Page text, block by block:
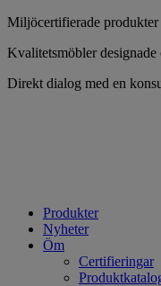
Hoppa
innehåll
Miljöcertifierade produkter
Kvalitetsmöbler
Direkt dialog med en
Produkter
Nyheter
Öm
Certifieringar